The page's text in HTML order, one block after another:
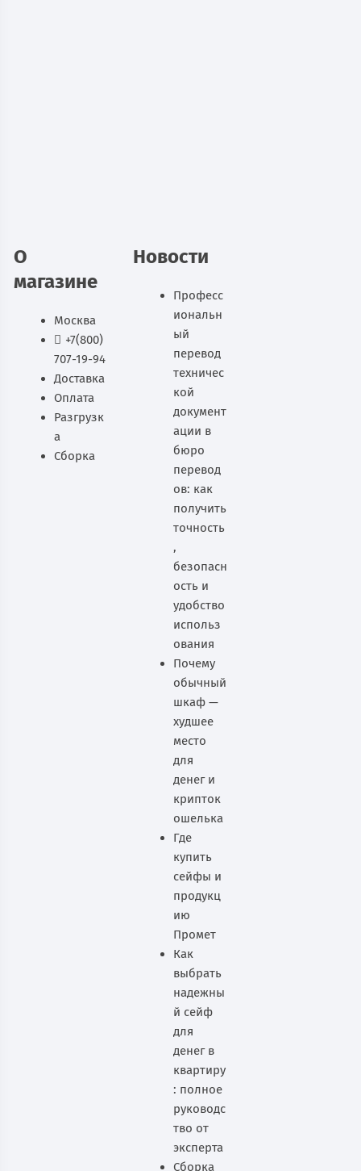
О
магазине
Москва
+7(800)
707-19-94
Доставка
Оплата
Разгрузк
а
Сборка
Новости
Професс
иональн
ый
перевод
техничес
кой
документ
ации в
бюро
перевод
ов: как
получить
точность
,
безопасн
ость и
удобство
использ
ования
Почему
обычный
шкаф —
худшее
место
для
денег и
крипток
ошелька
Где
купить
сейфы и
продукц
ию
Промет
Как
выбрать
надежны
й сейф
для
денег в
квартиру
: полное
руководс
тво от
эксперта
Сборка